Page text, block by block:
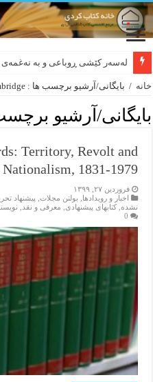
لەسەر کێشی ڕوباعی و به نەغمەی
بورجە بێ دەلاقەکان نازانن
خانه / بایگانی/آرشیو برچسب ها : Cambridge
بایگانی/آرشیو
Territory, Revolt and
Nationalism, 1831-1979
فروردین ۲۷, ۱۳۹۹
اخبار و رویدادها
بولتن مجلات پیشنهاد
نشده ,کتابهای پیشنهادی معرفی و نقد
0